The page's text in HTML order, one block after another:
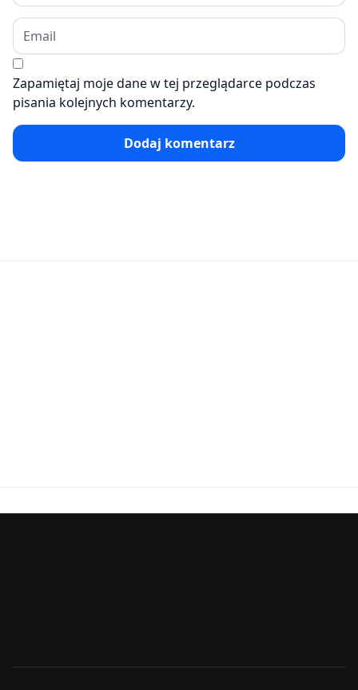
Zapamiętaj moje dane w tej przeglądarce podczas
pisania kolejnych komentarzy.
Dodaj komentarz